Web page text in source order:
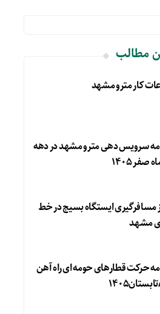
مطالب
کار مترو مشهد
سرویس دهی مترو مشهد در دهه
صفر ۱۴۰۵
مسافرگیری ایستگاه بسیج در خط
حرکت قطارهای حومه ای راه آهن